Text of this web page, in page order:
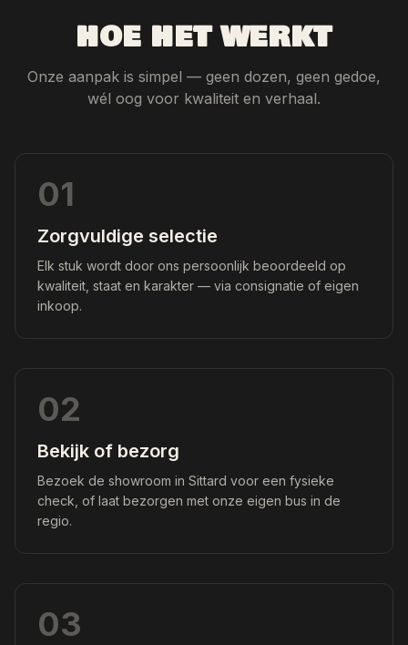
HOE HET WERKT
Onze aanpak is simpel — geen dozen, geen gedoe,
wél oog voor kwaliteit en verhaal.
01
Zorgvuldige selectie
Elk stuk wordt door ons persoonlijk beoordeeld op
kwaliteit, staat en karakter — via consignatie of eigen
inkoop.
02
Bekijk of bezorg
Bezoek de showroom in Sittard voor een fysieke
check, of laat bezorgen met onze eigen bus in de
regio.
03